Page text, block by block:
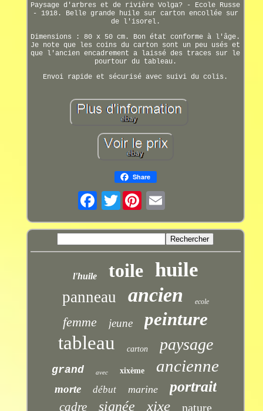
Paysage d'arbres et de rivière Volga? - Ecole Russe
- 1918. Belle grande huile sur carton encollée sur
de l'isorel.
Dimensions : 80 x 50 cm. Bon état conforme à l'âge.
Je note que les coins du carton sont un peu usés et
que l'ancien encadrement a laissé des traces sur le
pourtour du tableau.
Envoi rapide et sécurisé avec suivi du colis.
Share
Twitter
l'huile toile huile
panneau ancien ecole
femme jeune peinture
tableau carton paysage
grand avec xixème ancienne
morte début marine portrait
cadre signée xixe nature